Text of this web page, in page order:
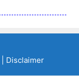
Disclaimer